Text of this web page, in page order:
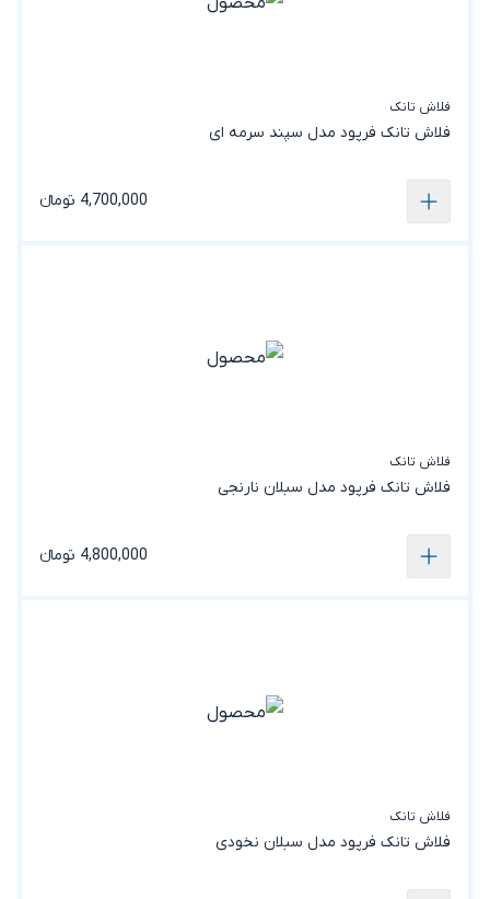
فلاش تانک
فلاش تانک فرپود مدل سپند‎ سرمه ای
4,700,000 تومانء
فلاش تانک
فلاش تانک فرپود مدل سبلان نارنجی
4,800,000 تومانء
فلاش تانک
فلاش تانک فرپود مدل سبلان نخودی